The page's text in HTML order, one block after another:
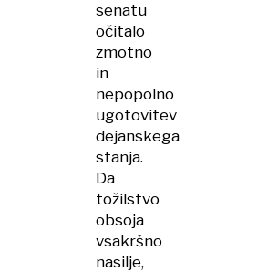
senatu
očitalo
zmotno
in
nepopolno
ugotovitev
dejanskega
stanja.
Da
tožilstvo
obsoja
vsakršno
nasilje,